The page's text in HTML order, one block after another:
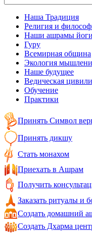
Наша Традиция
Религия и
Наши ашрамы йоги
Гуру
Всемирная община
Экология
Наше будущее
Ведическая
Обучение
Практики
Принять Символ
Принять дикшу
Стать монахом
Приехать в Ашрам
Получить
Заказать ритуалы и
Создать домашний
Создать Дхарма